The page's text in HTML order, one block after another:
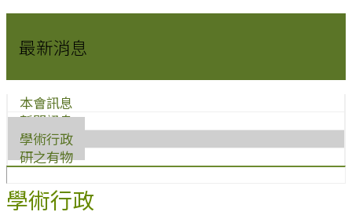
最新消息
本會訊息
新聞訊息
學術行政
研之有物
學術行政